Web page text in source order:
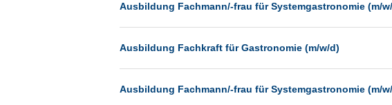
Erfurt
Essen
Frankfurt
Freiburg
Ausbildung Fachmann/-frau für Systemgastronomie (m/
Ausbildung Fachkraft für Gastronomie (m/w/d)
Ausbildung Fachmann/-frau für Systemgastronomie (m/